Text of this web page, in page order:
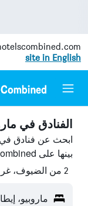
site in English
الفنادق في
ابحث عن فنادق
بينها على HotelsCombined ووفّر.
2 من الضيوف، غرفة واحدة
ماروبيو،